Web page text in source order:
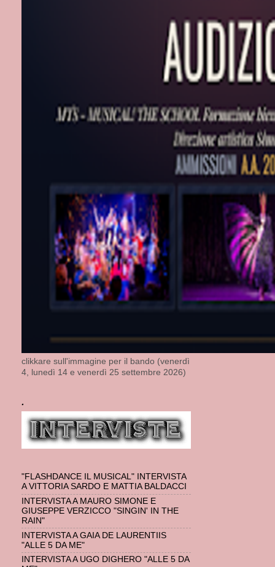
clikkare sull'immagine per il bando (venerdì
4, lunedì 14 e venerdì 25 settembre 2026)
.
"FLASHDANCE IL MUSICAL" INTERVISTA
A VITTORIA SARDO E MATTIA BALDACCI
INTERVISTA A MAURO SIMONE E
GIUSEPPE VERZICCO "SINGIN' IN THE
RAIN"
INTERVISTA A GAIA DE LAURENTIIS
"ALLE 5 DA ME"
INTERVISTA A UGO DIGHERO "ALLE 5 DA